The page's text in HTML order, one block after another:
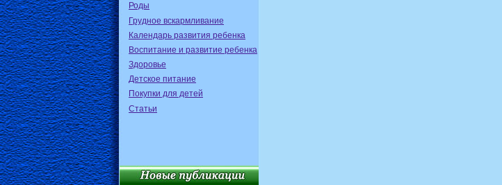
Роды
Грудное вскармливание
Календарь развития ребенка
Воспитание и развитие ребенка
Здоровье
Детское питание
Покупки для детей
Статьи